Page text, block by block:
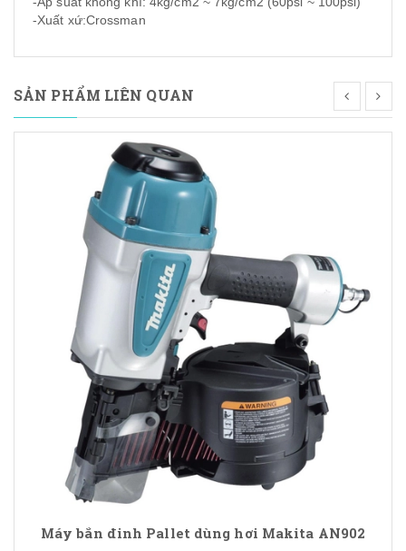
-Xuất xứ:Crossman
SẢN PHẨM LIÊN QUAN
Máy bắn đinh Pallet dùng hơi Makita AN902